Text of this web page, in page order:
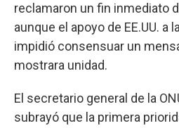
reclamaron un fin inmediato
aunque el apoyo de EE.UU. a
impidió consensuar un
mostrara unidad.
El secretario general de la
subrayó que la primera